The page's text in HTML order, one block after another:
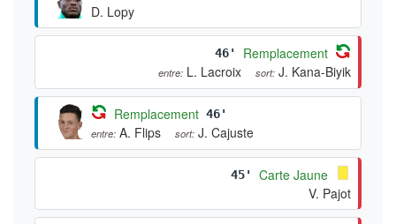
D. Lopy
46' Remplacement
entre: L. Lacroix sort: J. Kana-Biyik
Remplacement 46'
entre: A. Flips sort: J. Cajuste
45'
Carte Jaune
V. Pajot